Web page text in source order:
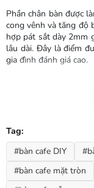
Phần chân bàn được
cong vênh và tăng độ
hợp pát sắt dày 2mm
lâu dài. Đây là điểm
gia đình đánh giá cao.
Mặt bàn có thể lựa
hợp cho từ 2 đến 4
này dễ dàng bố trí
Quán cafe
Ban công căn hộ
Homestay
Phòng khách nhỏ
Quán trà sữa
Không gian làm việc
Tag:
#bàn cafe DIY
#bàn cafe mặt tròn